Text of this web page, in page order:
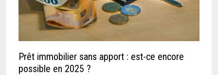
Prêt immobilier sans apport : est-ce encore
possible en 2025 ?